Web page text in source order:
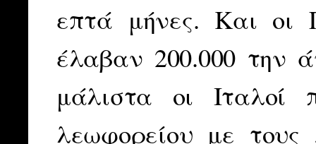
επτά μήνες. Και οι
έλαβαν 200.000 την
μάλιστα οι Ιταλοί
λεωφορείου με τους